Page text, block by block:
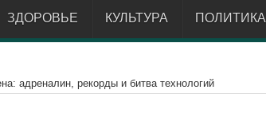
ЗДОРОВЬЕ КУЛЬТУРА ПОЛИТИКА
адреналин, рекорды и битва технологий